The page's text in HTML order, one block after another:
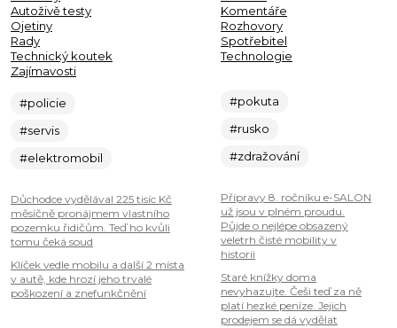
Autoživě testy
Ojetiny
Rady
Technický koutek
Zajímavosti
#policie
#servis
#elektromobil
Důchodce vydělával 225 tisíc Kč
měsíčně pronájmem vlastního
pozemku řidičům. Teď ho kvůli
tomu čeká soud
Klíček vedle mobilu a další 2 místa
v autě, kde hrozí jeho trvalé
poškození a znefunkčnění
Komentáře
Rozhovory
Spotřebitel
Technologie
#pokuta
#rusko
#zdražování
Přípravy 8. ročníku e-SALON
už jsou v plném proudu.
Půjde o nejlépe obsazený
veletrh čisté mobility v
historii
Staré knížky doma
nevyhazujte. Češi teď za ně
platí hezké peníze. Jejich
prodejem se dá vydělat